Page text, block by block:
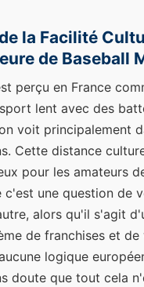
la Facilité
de Baseball
perçu en France
lent avec des
voit principalement
Cette distance
pour les amateurs
c'est une question de
alors qu'il s'agit
de franchises et de
logique
doute que tout cela